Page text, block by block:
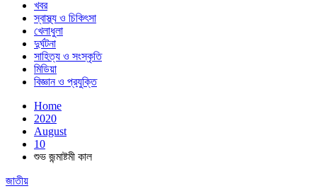
খবর
স্বাস্থ্য ও চিকিৎসা
খেলাধুলা
দুর্ঘটনা
সাহিত্য ও সংস্কৃতি
মিডিয়া
বিজ্ঞান ও প্রযুক্তি
Home
2020
August
10
শুভ জন্মাষ্টমী কাল
জাতীয়